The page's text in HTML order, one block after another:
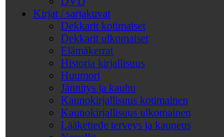
Kirjat / sarjakuvat
Dekkarit kotimaiset
Dekkarit ulkomaiset
Elämäkerrat
Historia kirjallisuus
Huumori
Jännitys ja kauhu
Kaunokirjallisuus kotimainen
Kaunokirjallisuus ulkomainen
Lääketiede terveys ja kauneus